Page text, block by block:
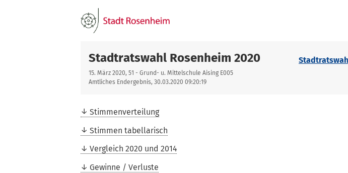
Stadtratswahl Rosenheim 2020
15. März 2020, 51 - Grund- u. Mittelschule Aising E005
Amtliches Endergebnis, 30.03.2020 09:20:19
Stimmenverteilung
Stimmen tabellarisch
Vergleich 2020 und 2014
Gewinne / Verluste